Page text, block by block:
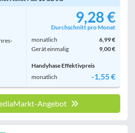
9,28 €
Durchschnitt pro Monat
monatlich
6,99 €
Gerät einmalig
9,00 €
Handyhase Effektivpreis
monatlich
-1,55 €
Angebot